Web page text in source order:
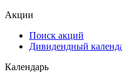
Акции
Поиск акций
Дивидендный
Календарь